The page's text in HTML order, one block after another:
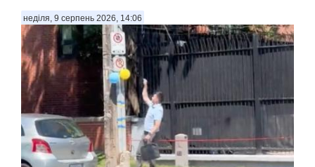
неділя, 9 серпень 2026, 14:06